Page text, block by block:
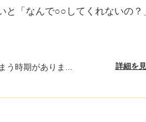
と「なんで○○してくれないの？
う時期がありま... 詳細を